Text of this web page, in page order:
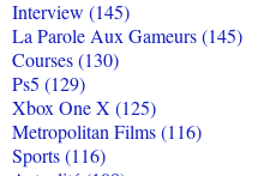
Interview (145)
La Parole Aux Gameurs (145)
Courses (130)
Ps5 (129)
Xbox One X (125)
Metropolitan Films (116)
Sports (116)